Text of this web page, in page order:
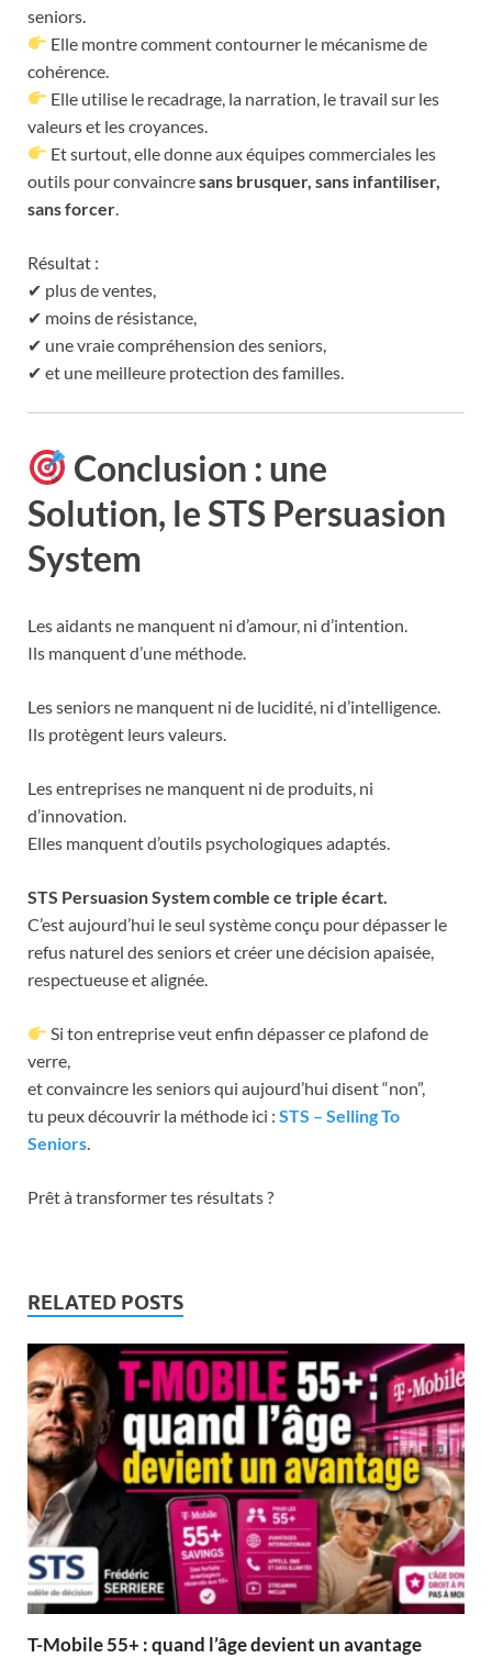
seniors.
Elle montre comment contourner le mécanisme de
cohérence.
Elle utilise le recadrage, la narration, le travail sur les
valeurs et les croyances.
Et surtout, elle donne aux équipes commerciales les
outils pour convaincresans brusquer, sans infantiliser,
sans forcer.
Résultat :
✔ plus de ventes,
✔ moins de résistance,
✔ une vraie compréhension des seniors,
✔ et une meilleure protection des familles.
Conclusion : une
Solution, le STS Persuasion
System
Les aidants ne manquent ni d’amour, ni d’intention.
Ils manquent d’une méthode.
Les seniors ne manquent ni de lucidité, ni d’intelligence.
Ils protègent leurs valeurs.
Les entreprises ne manquent ni de produits, ni
d’innovation.
Elles manquent d’outils psychologiques adaptés.
STS Persuasion System comble ce triple écart.
C’est aujourd’hui le seul système conçu pour dépasser le
refus naturel des seniors et créer une décision apaisée,
respectueuse et alignée.
Si ton entreprise veut enfin dépasser ce plafond de
verre,
et convaincre les seniors qui aujourd’hui disent “non”,
tu peux découvrir la méthode ici : STS – Selling To
Seniors.
Prêt à transformer tes résultats ?
RELATED POSTS
T-Mobile 55+ : quand l’âge devient un avantage